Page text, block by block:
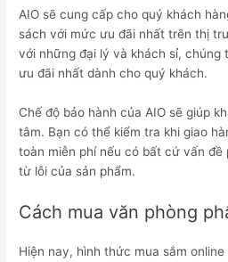
AIO sẽ cung cấp cho quý khách
sách với mức ưu đãi nhất trên thị
với những đại lý và khách sỉ, chúng
ưu đãi nhất dành cho quý khách.
Chế độ bảo hành của AIO sẽ giúp
tâm. Bạn có thể kiểm tra khi giao
toàn miễn phí nếu có bất cứ vấn đề
từ lỗi của sản phẩm.
Cách mua văn phòng
Hiện nay, hình thức mua sắm